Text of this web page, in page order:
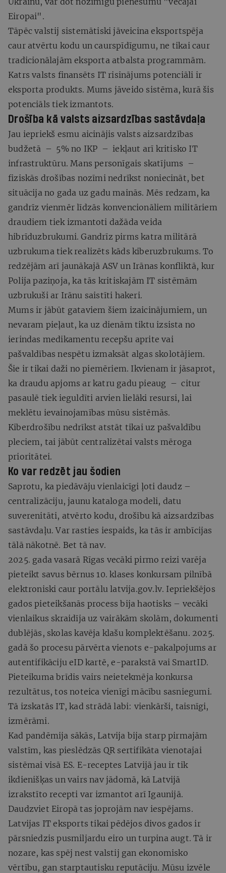
Eiropai".
Tāpēc valstij sistemātiski jāveicina eksportspēja
caur atvērtu kodu un caurspīdīgumu, ne tikai caur
tradicionālajām eksporta atbalsta programmām.
Katrs valsts finansēts IT risinājums potenciāli ir
eksporta produkts. Mums jāveido sistēma, kurā šis
potenciāls tiek izmantots.
Drošība kā valsts aizsardzības sastāvdaļa
Jau iepriekš esmu aicinājis valsts aizsardzības
budžetā – 5% no IKP – iekļaut arī kritisko IT
infrastruktūru. Mans personīgais skatījums –
fiziskās drošības nozīmi nedrīkst noniecināt, bet
situācija no gada uz gadu mainās. Mēs redzam, ka
gandrīz vienmēr līdzās konvencionāliem militāriem
draudiem tiek izmantoti dažāda veida
hibrīduzbrukumi. Gandrīz pirms katra militārā
uzbrukuma tiek realizēts kāds kiberuzbrukums. To
redzējām arī jaunākajā ASV un Irānas konfliktā, kur
Polija paziņoja, ka tās kritiskajām IT sistēmām
uzbrukuši ar Irānu saistīti hakeri.
Mums ir jābūt gataviem šiem izaicinājumiem, un
nevaram pieļaut, ka uz dienām tiktu izsista no
ierindas medikamentu recepšu aprite vai
pašvaldības nespētu izmaksāt algas skolotājiem.
Šie ir tikai daži no piemēriem. Ikvienam ir jāsaprot,
ka draudu apjoms ar katru gadu pieaug – citur
pasaulē tiek ieguldīti arvien lielāki resursi, lai
meklētu ievainojamības mūsu sistēmās.
Kiberdrošību nedrīkst atstāt tikai uz pašvaldību
pleciem, tai jābūt centralizētai valsts mēroga
prioritātei.
Ko var redzēt jau šodien
Saprotu, ka piedāvāju vienlaicīgi ļoti daudz –
centralizāciju, jaunu kataloga modeli, datu
suverenitāti, atvērto kodu, drošību kā aizsardzības
sastāvdaļu. Var rasties iespaids, ka tās ir ambīcijas
tālā nākotnē. Bet tā nav.
2025. gada vasarā Rīgas vecāki pirmo reizi varēja
pieteikt savus bērnus 10. klases konkursam pilnībā
elektroniski caur portālu latvija.gov.lv. Iepriekšējos
gados pieteikšanās process bija haotisks – vecāki
vienlaikus skraidīja uz vairākām skolām, dokumenti
dublējās, skolas kavēja klašu komplektēšanu. 2025.
gadā šo procesu pārvērta vienots e-pakalpojums ar
autentifikāciju eID kartē, e-parakstā vai SmartID.
Pieteikuma brīdis vairs neietekmēja konkursa
rezultātus, tos noteica vienīgi mācību sasniegumi.
Tā izskatās IT, kad strādā labi: vienkārši, taisnīgi,
izmērāmi.
Kad pandēmija sākās, Latvija bija starp pirmajām
valstīm, kas pieslēdzās QR sertifikāta vienotajai
sistēmai visā ES. E-receptes Latvijā jau ir tik
ikdienišķas un vairs nav jādomā, kā Latvijā
izrakstīto recepti var izmantot arī Igaunijā.
Daudzviet Eiropā tas joprojām nav iespējams.
Latvijas IT eksports tikai pēdējos divos gados ir
pārsniedzis pusmiljardu eiro un turpina augt. Tā ir
nozare, kas spēj nest valstij gan ekonomisko
vērtību, gan starptautisku reputāciju. Mūsu izvēle